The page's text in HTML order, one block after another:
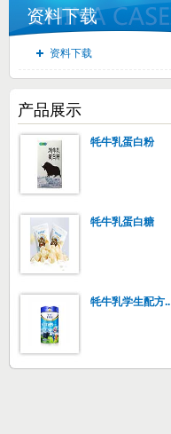
资料下载
资料下载
产品展示
牦牛乳蛋白粉
牦牛乳蛋白糖
牦牛乳学生配方..